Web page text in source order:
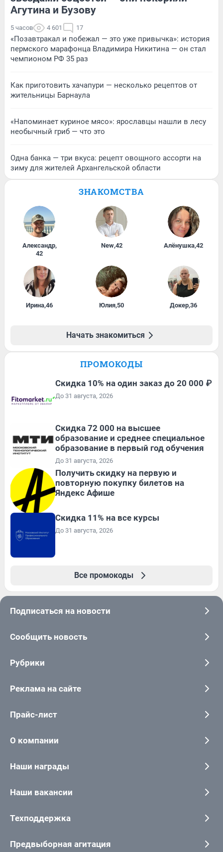
Агутина и Бузову
5 часов 4 601 17
«Позавтракал и побежал — это уже привычка»: история
пермского марафонца Владимира Никитина — он стал
чемпионом РФ 35 раз
Как приготовить хачапури — несколько рецептов от
жительницы Барнаула
«Напоминает куриное мясо»: ярославцы нашли в лесу
необычный гриб — что это
Одна банка — три вкуса: рецепт овощного ассорти на
зиму для жителей Архангельской области
ЗНАКОМСТВА
Александр,
42
New,42 Алёнушка,42
Ирина,46 Юлия,50 Докер,36
Начать знакомиться
ПРОМОКОДЫ
Скидка 10% на один заказ до 20 000 ₽
До 31 августа, 2026
Скидка 72 000 на высшее
образование и среднее специальное
образование в первый год обучения
До 31 августа, 2026
Получить скидку на первую и
повторную покупку билетов на
Яндекс Афише
Скидка 11% на все курсы
До 31 августа, 2026
Все промокоды
Подписаться на новости
Сообщить новость
Рубрики
Реклама на сайте
Прайс-лист
О компании
Наши награды
Наши вакансии
Техподдержка
Предвыборная агитация